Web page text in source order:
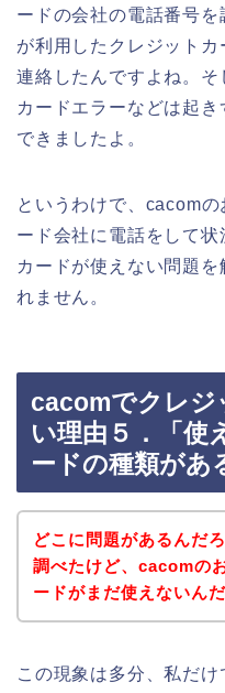
ードの会社の電話番号
が利用したクレジット
連絡したんですよね。そ
カードエラーなどは起
できましたよ。
というわけで、cacom
ード会社に電話をして状
カードが使えない問題
れません。
cacomでクレジ
い理由５．「使
ードの種類があ
どこに問題があるんだ
調べたけど、cacomの
ードがまだ使えないん
この現象は多分、私だ